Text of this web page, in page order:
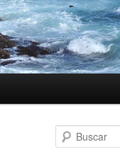
u